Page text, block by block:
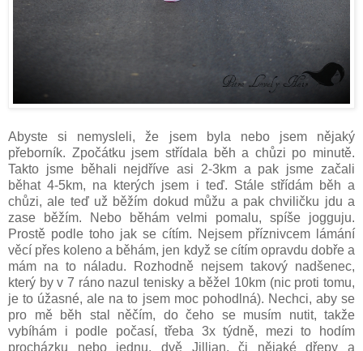
Abyste si nemysleli, že jsem byla nebo jsem nějaký
přeborník. Zpočátku jsem střídala běh a chůzi po minutě.
Takto jsme běhali nejdříve asi 2-3km a pak jsme začali
běhat 4-5km, na kterých jsem i teď. Stále střídám běh a
chůzi, ale teď už běžím dokud můžu a pak chviličku jdu a
zase běžím. Nebo běhám velmi pomalu, spíše jogguju.
Prostě podle toho jak se cítím. Nejsem příznivcem lámání
věcí přes koleno a běhám, jen když se cítím opravdu dobře a
mám na to náladu. Rozhodně nejsem takový nadšenec,
který by v 7 ráno nazul tenisky a běžel 10km (nic proti tomu,
je to úžasné, ale na to jsem moc pohodlná). Nechci, aby se
pro mě běh stal něčím, do čeho se musím nutit, takže
vybíhám i podle počasí, třeba 3x týdně, mezi to hodím
procházku nebo jednu, dvě Jillian, či nějaké dřepy a